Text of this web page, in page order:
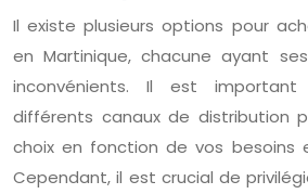
Il existe plusieurs options pour
en Martinique, chacune ayant
inconvénients. Il est
différents canaux de distribution
choix en fonction de vos
Cependant, il est crucial de